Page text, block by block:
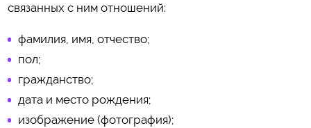
связанных с ним отношений:
фамилия, имя, отчество;
пол;
гражданство;
дата и место рождения;
изображение (фотография);